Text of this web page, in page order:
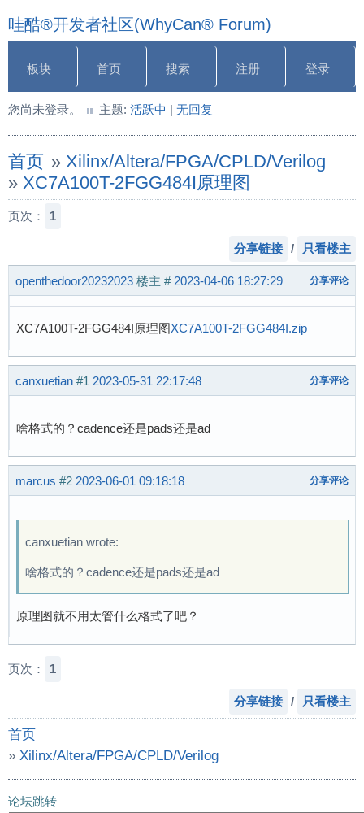
哇酷®开发者社区(WhyCan® Forum)
板块 首页 搜索 注册 登录
您尚未登录。 主题: 活跃中 | 无回复
首页 » Xilinx/Altera/FPGA/CPLD/Verilog
» XC7A100T-2FGG484I原理图
页次： 1
分享链接 / 只看楼主
openthedoor20232023 楼主 # 2023-04-06 18:27:29 分享评论
XC7A100T-2FGG484I原理图XC7A100T-2FGG484I.zip
canxuetian #1 2023-05-31 22:17:48 分享评论
啥格式的？cadence还是pads还是ad
marcus #2 2023-06-01 09:18:18 分享评论
canxuetian wrote:
啥格式的？cadence还是pads还是ad
原理图就不用太管什么格式了吧？
页次： 1
分享链接 / 只看楼主
首页
» Xilinx/Altera/FPGA/CPLD/Verilog
»XC7A100T-2FGG484I原理图
论坛跳转